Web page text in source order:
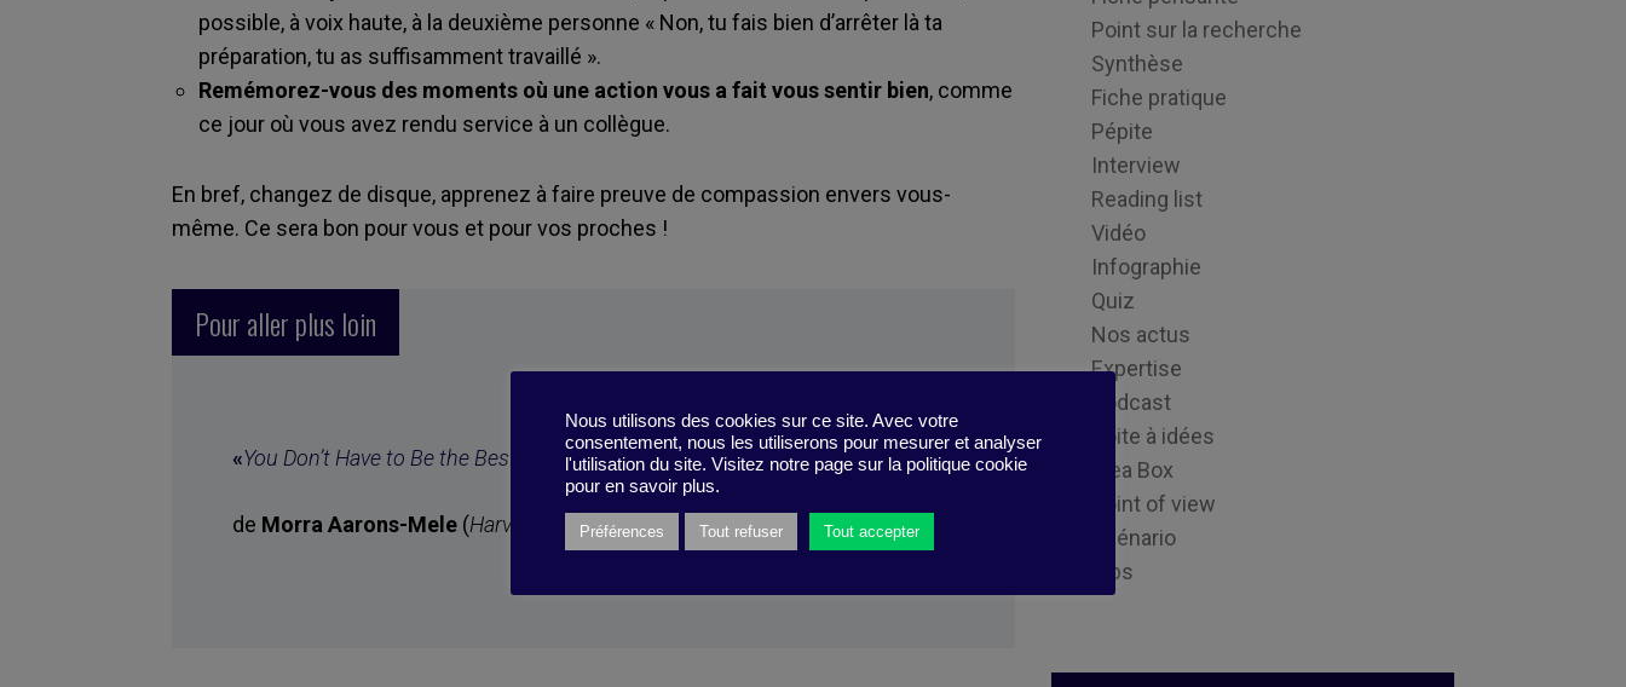
possible, à voix haute, à la deuxième personne « Non, tu fais bien d’arrêter là ta
préparation, tu as suffisamment travaillé ».
Remémorez-vous des moments où une action vous a fait vous sentir bien, comme
ce jour où vous avez rendu service à un collègue.
En bref, changez de disque, apprenez à faire preuve de compassion envers vous-
même. Ce sera bon pour vous et pour vos proches !
Pour aller plus loin
«You Don’t Have to Be the Best at Everything»
de Morra Aarons-Mele (Harvard Business Review, 8 mai 2023).
Point sur la recherche
Synthèse
Fiche pratique
Pépite
Interview
Reading list
Vidéo
Infographie
Quiz
Nos actus
Expertise
Podcast
Boite à idées
Idea Box
Point of view
Scénario
Tips
Nous utilisons des cookies sur ce site. Avec votre
consentement, nous les utiliserons pour mesurer et analyser
l'utilisation du site. Visitez notre page sur la politique cookie
pour en savoir plus.
Préférences Tout refuser Tout accepter